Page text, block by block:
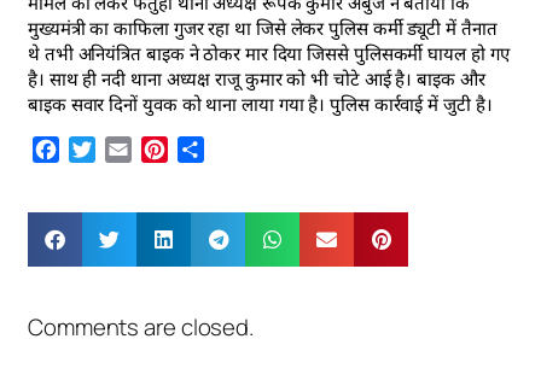
मुख्यमंत्री का काफिला गुजर रहा था जिसे लेकर पुलिस कर्मी ड्यूटी में तैनात
थे तभी अनियंत्रित बाइक ने ठोकर मार दिया जिससे पुलिसकर्मी घायल हो गए
है। साथ ही नदी थाना अध्यक्ष राजू कुमार को भी चोटे आई है। बाइक और
बाइक सवार दिनों युवक को थाना लाया गया है। पुलिस कार्रवाई में जुटी है।
Facebook
Twitter
Email Pinterest
Comments are closed.